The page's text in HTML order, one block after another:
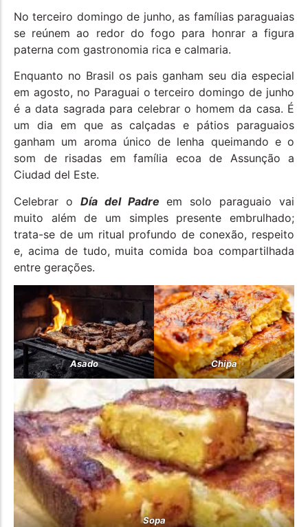
No terceiro domingo de junho, as famílias paraguaias
se reúnem ao redor do fogo para honrar a figura
paterna com gastronomia rica e calmaria.
Enquanto no Brasil os pais ganham seu dia especial
em agosto, no Paraguai o terceiro domingo de junho
é a data sagrada para celebrar o homem da casa. É
um dia em que as calçadas e pátios paraguaios
ganham um aroma único de lenha queimando e o
som de risadas em família ecoa de Assunção a
Ciudad del Este.
Celebrar o Día del Padre em solo paraguaio vai
muito além de um simples presente embrulhado;
trata-se de um ritual profundo de conexão, respeito
e, acima de tudo, muita comida boa compartilhada
entre gerações.
Asado Chipa
Sopa